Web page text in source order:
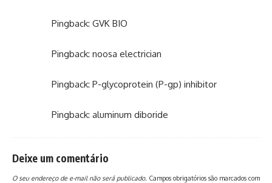
Pingback: GVK BIO
Pingback: noosa electrician
Pingback: P-glycoprotein (P-gp) inhibitor
Pingback: aluminum diboride
Deixe um comentário
O seu endereço de e-mail não será publicado. Campos obrigatórios são marcados com